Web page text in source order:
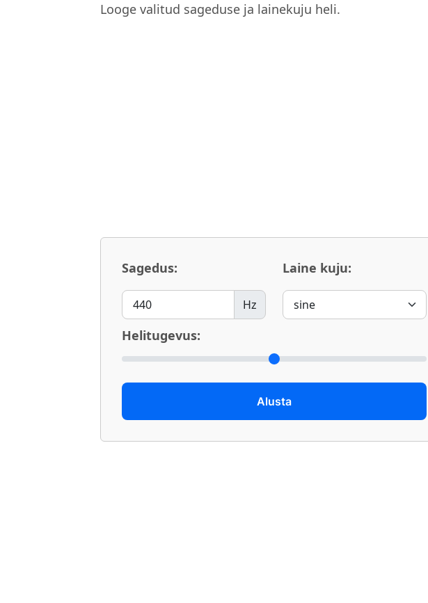
Looge valitud sageduse ja lainekuju heli.
Sagedus:
Hz
Laine kuju:
Helitugevus:
Alusta